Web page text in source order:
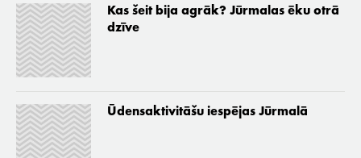
Kas šeit bija agrāk? Jūrmalas ēku otrā
dzīve
Ūdensaktivitāšu iespējas Jūrmalā